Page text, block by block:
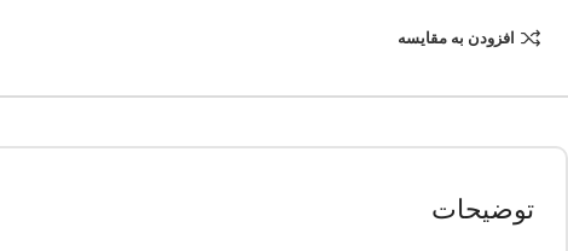
افزودن به مقایسه
توضیحات